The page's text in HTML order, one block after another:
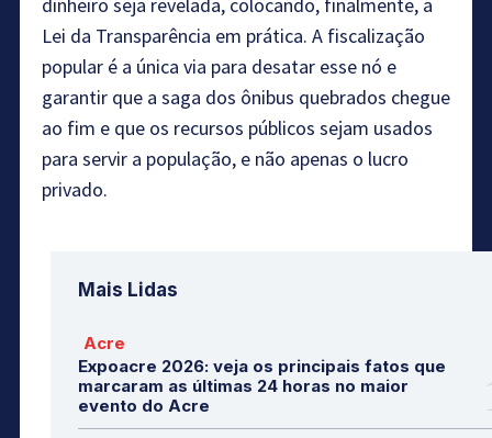
dinheiro seja revelada, colocando, finalmente, a
Lei da Transparência em prática. A fiscalização
popular é a única via para desatar esse nó e
garantir que a saga dos ônibus quebrados chegue
ao fim e que os recursos públicos sejam usados
para servir a população, e não apenas o lucro
privado.
Mais Lidas
Acre
Expoacre 2026: veja os principais fatos que
marcaram as últimas 24 horas no maior
evento do Acre